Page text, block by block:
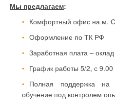
Мы предлагаем:
Комфортный офис на м.
Оформление по ТК РФ
Заработная плата –
График работы 5/2, с 9.00
Полная поддержка на
обучение под контролем